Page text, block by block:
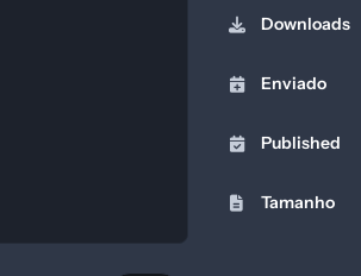
Downloads
Enviado
Published
Tamanho